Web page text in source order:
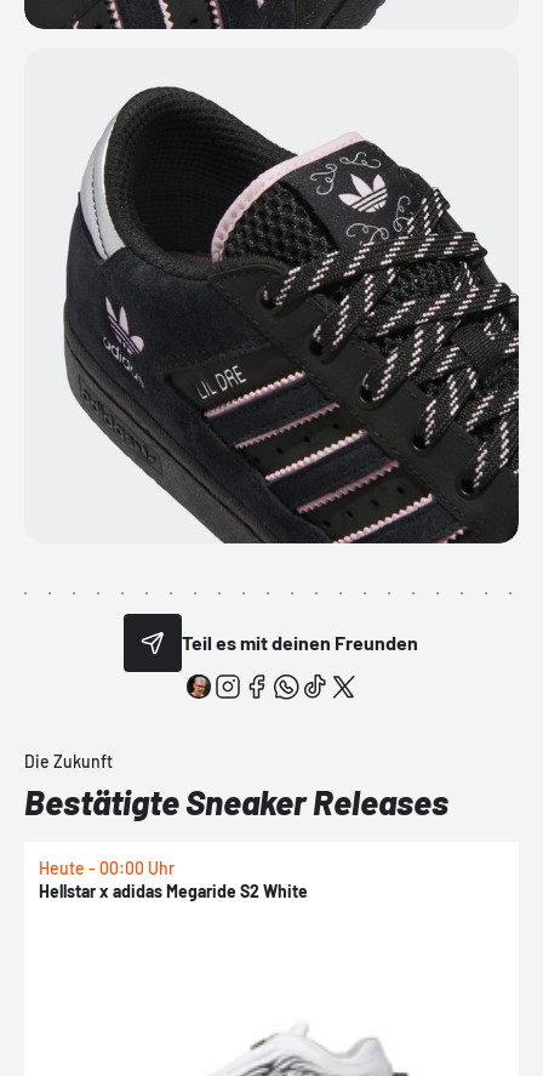
Teil es mit deinen Freunden
Die Zukunft
Bestätigte Sneaker Releases
Heute - 00:00 Uhr
Hellstar x adidas Megaride S2 White